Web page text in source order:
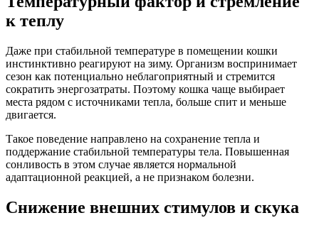
к теплу
Даже при стабильной температуре в помещении кошки
инстинктивно реагируют на зиму. Организм воспринимает
сезон как потенциально неблагоприятный и стремится
сократить энергозатраты. Поэтому кошка чаще выбирает
места рядом с источниками тепла, больше спит и меньше
двигается.
Такое поведение направлено на сохранение тепла и
поддержание стабильной температуры тела. Повышенная
сонливость в этом случае является нормальной
адаптационной реакцией, а не признаком болезни.
Снижение внешних стимулов и скука